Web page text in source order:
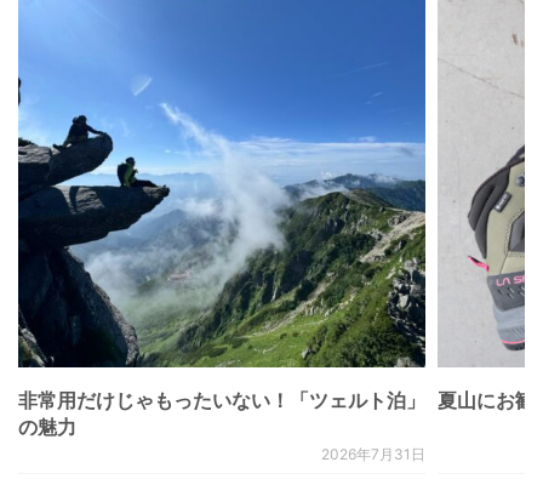
非常用だけじゃもったいない！「ツェルト泊」
の魅力
2026年7月31日
夏山にお